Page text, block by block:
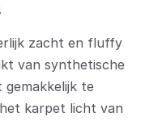
zacht en fluffy
van synthetische
te
karpet licht van